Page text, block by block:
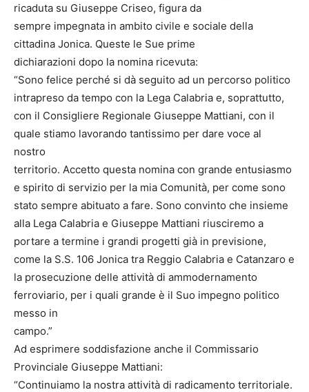
ricaduta su Giuseppe Criseo, figura da
sempre impegnata in ambito civile e sociale della
cittadina Jonica. Queste le Sue prime
dichiarazioni dopo la nomina ricevuta:
“Sono felice perché si dà seguito ad un percorso politico
intrapreso da tempo con la Lega Calabria e, soprattutto,
con il Consigliere Regionale Giuseppe Mattiani, con il
quale stiamo lavorando tantissimo per dare voce al
nostro
territorio. Accetto questa nomina con grande entusiasmo
e spirito di servizio per la mia Comunità, per come sono
stato sempre abituato a fare. Sono convinto che insieme
alla Lega Calabria e Giuseppe Mattiani riusciremo a
portare a termine i grandi progetti già in previsione,
come la S.S. 106 Jonica tra Reggio Calabria e Catanzaro e
la prosecuzione delle attività di ammodernamento
ferroviario, per i quali grande è il Suo impegno politico
messo in
campo.”
Ad esprimere soddisfazione anche il Commissario
Provinciale Giuseppe Mattiani:
“Continuiamo la nostra attività di radicamento territoriale.